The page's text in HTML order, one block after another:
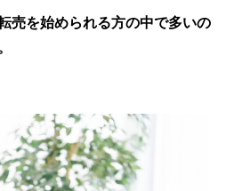
売を始められる方の中で多いの